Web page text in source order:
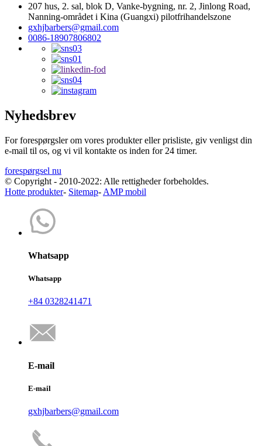
207 hus, 2. sal, blok D, Vanke-bygning, nr. 2, Jinlong Road,
Nanning-området i Kina (Guangxi) pilotfrihandelszone
gxhjbarbers@gmail.com
0086-18907806802
Nyhedsbrev
For forespørgsler om vores produkter eller prisliste, giv venligst din
e-mail til os, og vi vil kontakte os inden for 24 timer.
forespørgsel nu
© Copyright - 2010-2022: Alle rettigheder forbeholdes.
Hotte produkter- Sitemap- AMP mobil
Whatsapp
Whatsapp
+84 0328241471
E-mail
E-mail
gxhjbarbers@gmail.com